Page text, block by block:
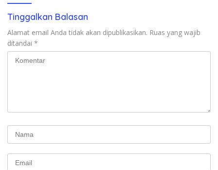
Tinggalkan Balasan
Alamat email Anda tidak akan dipublikasikan. Ruas yang wajib
ditandai *